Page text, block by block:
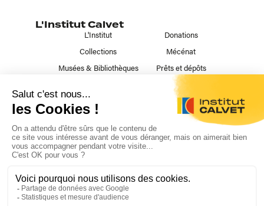
L'Institut Calvet
L'Institut
Collections
Musées & Bibliothèques
Donations
Mécénat
Prêts et dépôts
Liens utiles
Nous suivre